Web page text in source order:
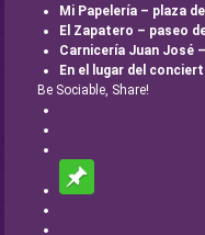
Mi Papelería – plaza
El Zapatero – paseo
Carnicería Juan José
En el lugar del
Be Sociable, Share!